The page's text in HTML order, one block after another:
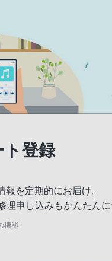
ト登録
を定期的にお届け。
理申し込みもかんたん
機能